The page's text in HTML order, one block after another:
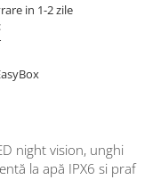
in 1-2 zile
night vision, unghi
la apă IPX6 si praf